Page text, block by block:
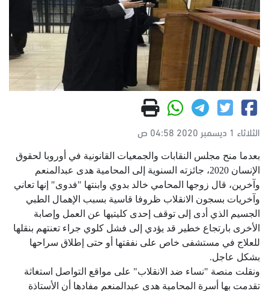
الثلاثاء 1 ديسمبر 2020 04:58 ص
بعدما منح مجلس النقابات والجمعيات القانونية في أوروبا لحقوق
الإنسان 2020، جائزته السنوية إلى المحامية هدى عبدالمنعم
وآخرين، قال زوجها المحامي خالد بدوي وابنتها "فدوى" إنها تعاني
وآخريات بسجون الانقلاب ظروفا قاسية بسبب الإهمال الطبي
الجسيم الذي أدى إلى توقف إحدى كليتيها عن العمل وإصابة
الأخرى بارتجاع خطير قد يؤدي إلى فشل كلوي جراء تعنتهم بنقلها
للعلاج في مستشفى خاص على نفقتها أو حتى إطلاق سراحها
بشكل عاجل.
ونقلت منصة "نساء ضد الانقلاب" على مواقع التواصل استغاثة
تقدمت بها أسرة المحامية هدى عبدالمنعم مفادها أن الأستاذة